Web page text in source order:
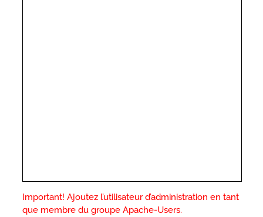
Important! Ajoutez l’utilisateur d’administration en tant
que membre du groupe Apache-Users.